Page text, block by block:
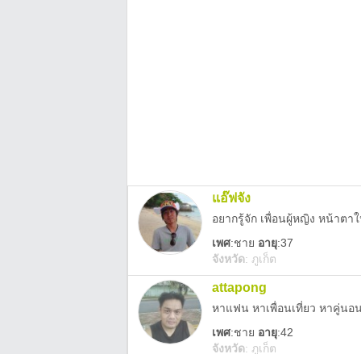
แอ๊ฟจัง
อยากรู้จัก เพื่อนผู้หญิง หน้าตา
เพศ:ชาย อายุ:37
จังหวัด: ภูเก็ต
attapong
หาแฟน หาเพื่อนเที่ยว หาคู่นอน
เพศ:ชาย อายุ:42
จังหวัด: ภูเก็ต